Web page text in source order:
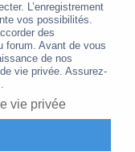
L’enregistrement
vos possibilités.
des
forum. Avant de vous
de nos
vie privée. Assurez-
vie privée